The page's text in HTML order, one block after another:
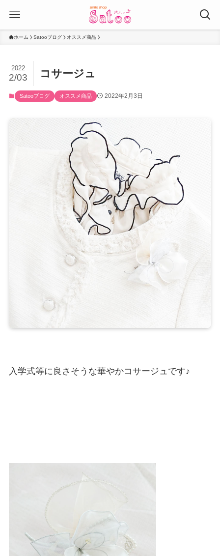
ホーム Satooブログ オススメ商品
コサージュ
2022
2/03
Satooブログ オススメ商品 2022年2月3日
入学式等に良さそうな華やかコサージュです♪